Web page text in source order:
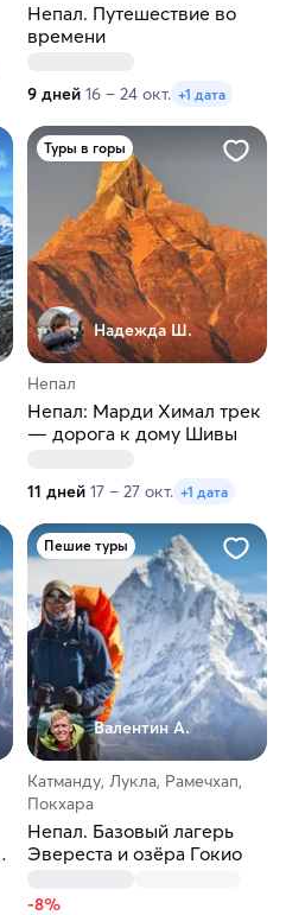
Непал. Путешествие во
времени
9 дней 16 – 24 окт. +1 дата
Туры в горы
Надежда Ш.
Непал
Непал: Марди Химал трек
— дорога к дому Шивы
11 дней 17 – 27 окт. +1 дата
Пешие туры
Валентин А.
Катманду, Лукла, Рамечхап,
Покхара
Непал. Базовый лагерь
Эвереста и озёра Гокио
-8%